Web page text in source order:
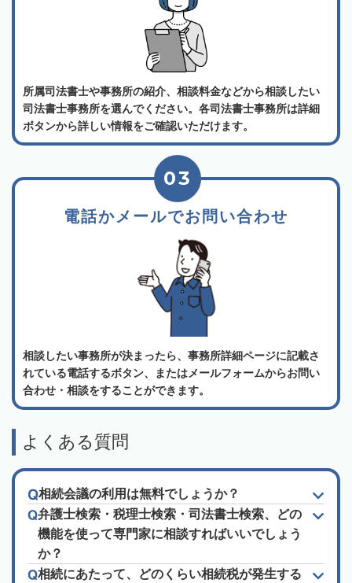
所属司法書士や事務所の紹介、相談料金などから相談したい
司法書士事務所を選んでください。各司法書士事務所は詳細
ボタンから詳しい情報をご確認いただけます。
電話かメールでお問い合わせ
03
相談したい事務所が決まったら、事務所詳細ページに記載さ
れている電話するボタン、またはメールフォームからお問い
合わせ・相談をすることができます。
よくある質問
相続会議の利用は無料でしょうか？
弁護士検索・税理士検索・司法書士検索、どの
機能を使って専門家に相談すればいいでしょう
か？
相続にあたって、どのくらい相続税が発生する